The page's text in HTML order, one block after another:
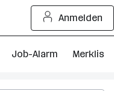
Anmelden
Job-Alarm Merkliste